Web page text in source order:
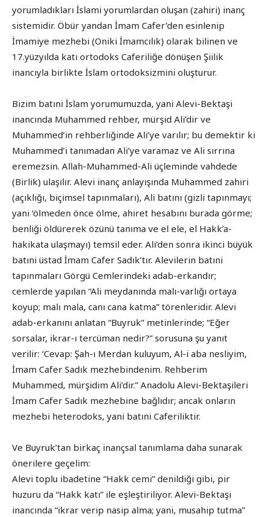
yorumladıkları İslami yorumlardan oluşan (zahiri) inanç
sistemidir. Öbür yandan İmam Cafer’den esinlenip
İmamiye mezhebi (Oniki İmamcılık) olarak bilinen ve
17.yüzyılda katı ortodoks Caferiliğe dönüşen Şiilik
inancıyla birlikte İslam ortodoksizmini oluşturur.
Bizim batıni İslam yorumumuzda, yani Alevi-Bektaşi
inancında Muhammed rehber, mürşid Ali’dir ve
Muhammed’in rehberliğinde Ali’ye varılır; bu demektir ki
Muhammed’i tanımadan Ali’ye varamaz ve Ali sırrına
eremezsin. Allah-Muhammed-Ali üçleminde vahdede
(Birlik) ulaşılır. Alevi inanç anlayışında Muhammed zahiri
(açıklığı, biçimsel tapınmaları), Ali batını (gizli tapınmayı;
yani ‘ölmeden önce ölme, ahiret hesabını burada görme;
benliği öldürerek özünü tanıma ve el ele, el Hakk’a-
hakikata ulaşmayı) temsil eder. Ali’den sonra ikinci büyük
batıni üstad İmam Cafer Sadık’tır. Alevilerin batıni
tapınmaları Görgü Cemlerindeki adab-erkandır;
cemlerde yapılan “Ali meydanında malı-varlığı ortaya
koyup; malı mala, canı cana katma” törenleridir. Alevi
adab-erkanını anlatan “Buyruk” metinlerinde; “Eğer
sorsalar, ikrar-ı tercüman nedir?” sorusuna şu yanıt
verilir: ‘Cevap: Şah-ı Merdan kuluyum, Al-i aba nesliyim,
İmam Cafer Sadık mezhebindenim. Rehberim
Muhammed, mürşidim Ali’dir.” Anadolu Alevi-Bektaşileri
İmam Cafer Sadık mezhebine bağlıdır; ancak onların
mezhebi heterodoks, yani batıni Caferiliktir.
Ve Buyruk’tan birkaç inançsal tanımlama daha sunarak
önerilere geçelim:
Alevi toplu ibadetine “Hakk cemi” denildiği gibi, pir
huzuru da “Hakk katı” ile eşleştiriliyor. Alevi-Bektaşi
inancında “ikrar verip nasip alma; yani, musahip tutma”